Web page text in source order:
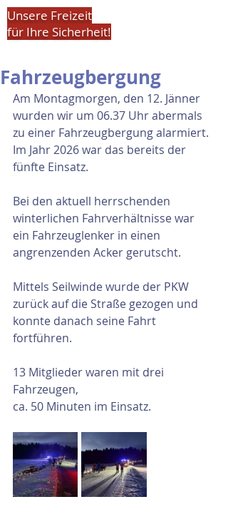
Unsere Freizeit
für Ihre Sicherheit!
Fahrzeugbergung
Am Montagmorgen, den 12. Jänner
wurden wir um 06.37 Uhr abermals
zu einer Fahrzeugbergung alarmiert.
Im Jahr 2026 war das bereits der
fünfte Einsatz.
Bei den aktuell herrschenden
winterlichen Fahrverhältnisse war
ein Fahrzeuglenker in einen
angrenzenden Acker gerutscht.
Mittels Seilwinde wurde der PKW
zurück auf die Straße gezogen und
konnte danach seine Fahrt
fortführen.
13 Mitglieder waren mit drei
Fahrzeugen,
ca. 50 Minuten im Einsatz.